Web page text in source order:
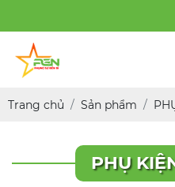
Trang chủ Sản phẩm
PHỤ